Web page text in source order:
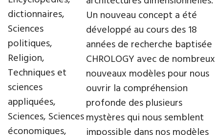
Un nouveau concept a été
développé au cours des 18
années de recherche baptisée
CHROLOGY avec de nombreux
nouveaux modèles pour nous
ouvrir la compréhension
profonde des plusieurs
mystères qui nous semblent
dictionnaires,
Sciences
politiques,
Religion,
Techniques et
sciences
appliquées,
Sciences, Sciences
économiques,